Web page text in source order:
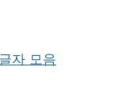
자 모음